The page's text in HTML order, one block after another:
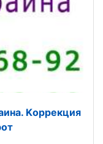
Kоррекция